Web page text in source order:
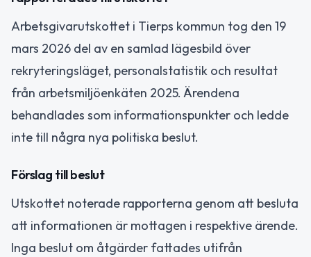
Arbetsgivarutskottet i Tierps kommun tog den 19
mars 2026 del av en samlad lägesbild över
rekryteringsläget, personalstatistik och resultat
från arbetsmiljöenkäten 2025. Ärendena
behandlades som informationspunkter och ledde
inte till några nya politiska beslut.
Förslag till beslut
Utskottet noterade rapporterna genom att besluta
att informationen är mottagen i respektive ärende.
Inga beslut om åtgärder fattades utifrån